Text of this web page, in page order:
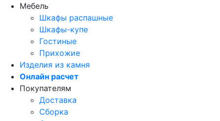
Мебель
Шкафы распашные
Шкафы-купе
Гостиные
Прихожие
Изделия из камня
Онлайн расчет
Покупателям
Доставка
Сборка